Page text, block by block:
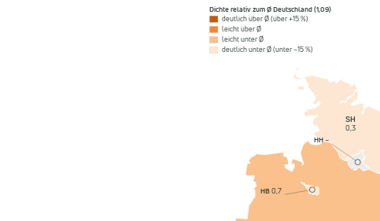
Dichte relativ zum Ø Deutschland (1,09)
deutlich über Ø (über +15 %)
leicht über Ø
leicht unter Ø
deutlich unter Ø (unter −15 %)
SH
0,3
HB0,7
HH–